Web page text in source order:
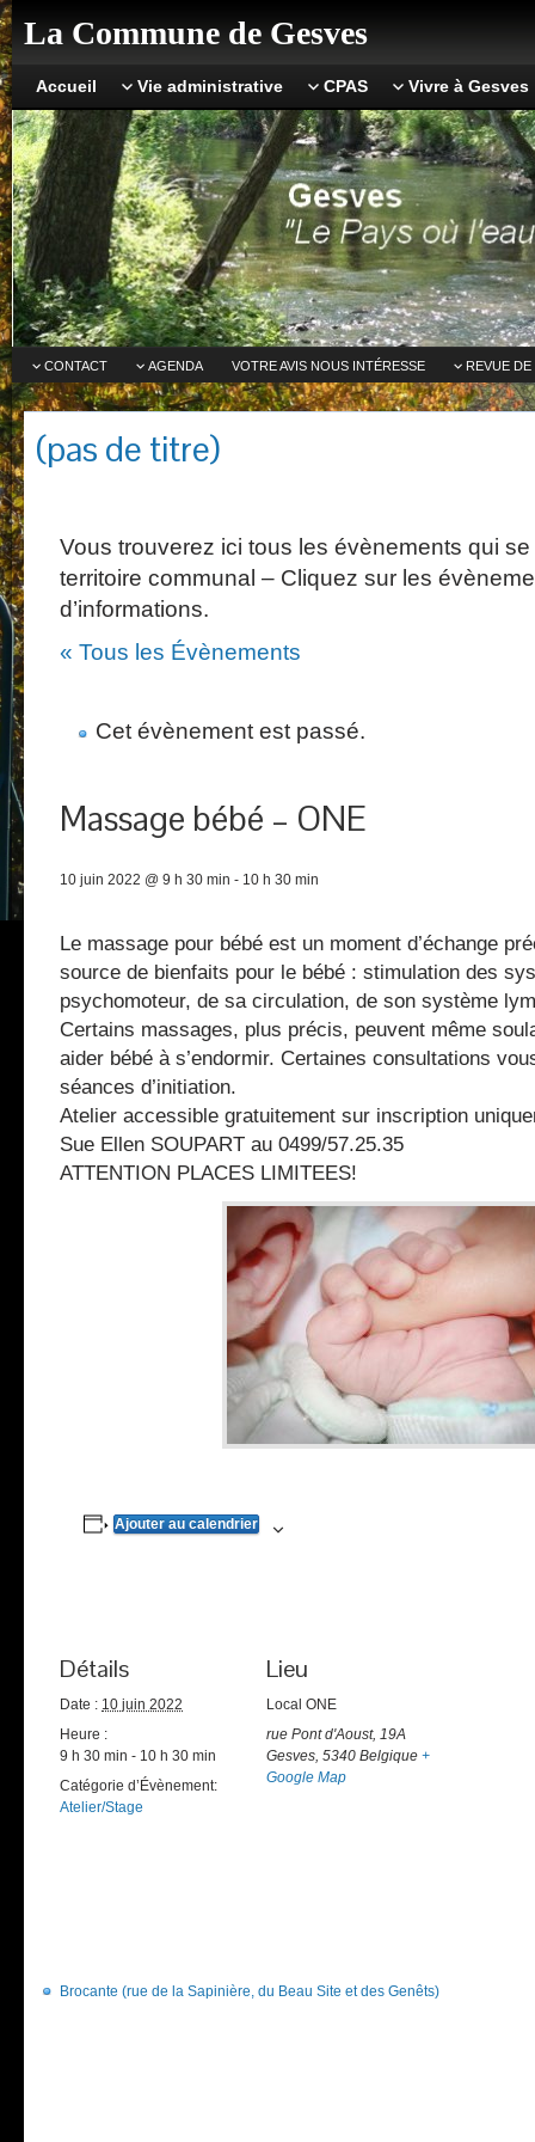
La Commune de Gesves
Accueil Vie administrative CPAS Vivre à Gesves
CONTACT AGENDA VOTRE AVIS NOUS INTÉRESSE REVUE DE
(pas de titre)
Vous trouverez ici tous les évènements qui
territoire communal – Cliquez sur les
d’informations.
« Tous les Évènements
Cet évènement est passé.
Massage bébé – ONE
10 juin 2022 @ 9 h 30 min - 10 h 30 min
Le massage pour bébé est un moment d’échange
source de bienfaits pour le bébé : stimulation des
psychomoteur, de sa circulation, de son système
Certains massages, plus précis, peuvent même
aider bébé à s’endormir. Certaines consultations
séances d’initiation.
Atelier accessible gratuitement sur inscription
Sue Ellen SOUPART au 0499/57.25.35
ATTENTION PLACES LIMITEES!
Ajouter au calendrier
Détails
Date : 10 juin 2022
Heure :
9 h 30 min - 10 h 30 min
Catégorie d’Évènement:
Atelier/Stage
Lieu
Local ONE
rue Pont d'Aoust, 19A
Gesves, 5340 Belgique +
Google Map
Brocante (rue de la Sapinière, du Beau Site et des Genêts)